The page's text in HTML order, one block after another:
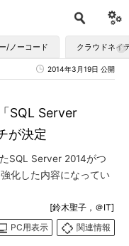
/ノーコード クラウドネイ
2014年3月19日 公開
SQL Server
が決定
SQL Server 2014がつ
化した内容になってい
[鈴木聖子，＠IT]
PC用表示
関連情報